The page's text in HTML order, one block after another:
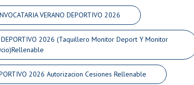
VERANO DEPORTIVO 2026
DEPORTIVO 2026 (Taquillero Monitor Deport Y Monitor
2026 Autorizacion Cesiones Rellenable